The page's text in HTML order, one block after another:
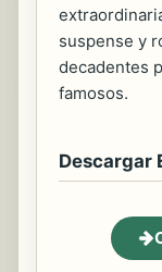
suspense y
decadentes
famosos.
Descargar